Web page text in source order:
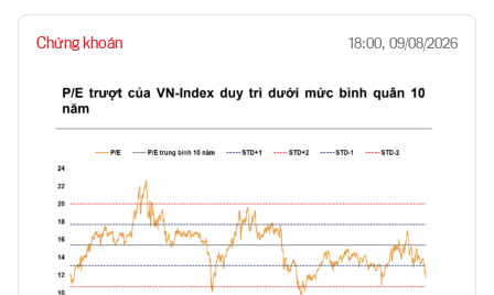
Chứng khoán 18:00, 09/08/2026